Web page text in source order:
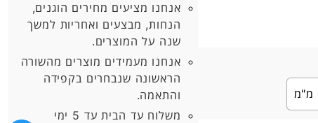
אנחנו מציעים מחירים הוגנים,
הנחות, מבצעים ואחריות למשך
שנה על המוצרים.
אנחנו מעמידים מוצרים מהשורה
הראשונה שנבחרים בקפידה
והתאמה.
משלוח עד הבית עד 5 ימי